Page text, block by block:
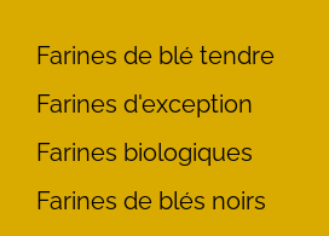
Farines de blé tendre
Farines d'exception
Farines biologiques
Farines de blés noirs